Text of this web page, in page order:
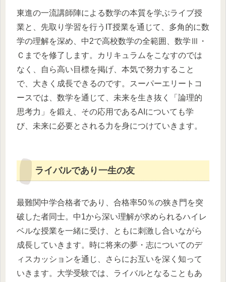
東進の一流講師陣による数学の本質を学ぶライブ授
業と、先取り学習を行うIT授業を通じて、多角的に数
学の理解を深め、中2で高校数学の全範囲、数学Ⅲ・
Ｃまでを修了します。カリキュラムをこなすのでは
なく、自ら高い目標を掲げ、本気で努力すること
で、大きく成長できるのです。スーパーエリートコ
ースでは、数学を通じて、未来を生き抜く「論理的
思考力」を鍛え、その応用であるAIについても学
び、未来に必要とされる力を身につけていきます。
ライバルであり一生の友
最難関中学合格者であり、合格率50％の狭き門を突
破した者同士。中1から深い理解が求められるハイレ
ベルな授業を一緒に受け、ともに刺激し合いながら
成長していきます。時に将来の夢・志についてのデ
ィスカッションを通じ、さらにお互いを深く知って
いきます。大学受験では、ライバルとなることもあ